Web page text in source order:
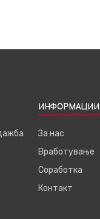
ИНФОРМАЦИИ
За нас
Вработување
Соработка
Контакт